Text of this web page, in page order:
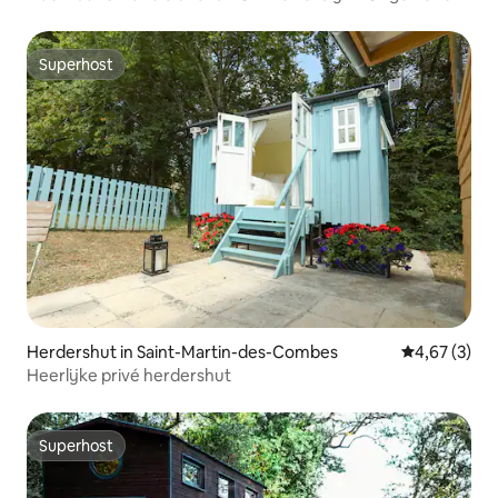
Superhost
Superhost
Herdershut in Saint-Martin-des-Combes
4,67 (3)
Heerlijke privé herdershut
Superhost
Superhost